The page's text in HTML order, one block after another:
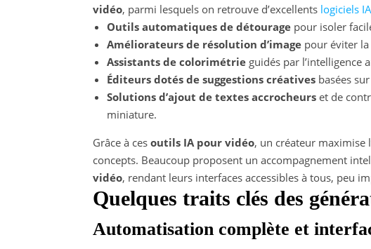
vidéo, parmi lesquels on retrouve d’excellents logiciels
Outils automatiques de détourage pour isoler
Améliorateurs de résolution d’image pour éviter
Assistants de colorimétrie guidés par l’intelligence
Éditeurs dotés de suggestions créatives basées
Solutions d’ajout de textes accrocheurs et de
miniature.
Grâce à ces outils IA pour vidéo, un créateur maximise
concepts. Beaucoup proposent un accompagnement
vidéo, rendant leurs interfaces accessibles à tous, peu
Quelques traits clés des
Automatisation complète et